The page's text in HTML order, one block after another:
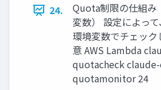
24.
Quota制限の仕組み
変数） 設定によっ
環境変数でチェッ
意 AWS Lambda
quotacheck
quotamonitor 24